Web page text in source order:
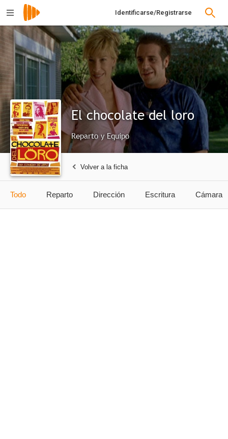
Identificarse/Registrarse
El chocolate del loro
Reparto y Equipo
Volver a la ficha
Todo Reparto Dirección Escritura Cámara